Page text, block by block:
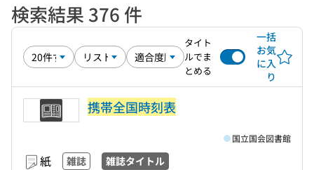
検索結果 376 件
タイト
ルでま
とめる
一括
お気
に入
り
携帯全国時刻表
紙 雑誌 雑誌タイトル
国立国会図書館